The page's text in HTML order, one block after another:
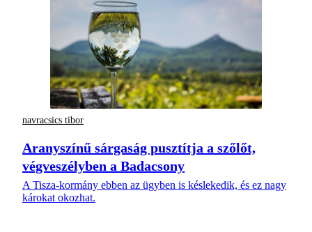
navracsics tibor
Aranyszínű sárgaság pusztítja a szőlőt,
végveszélyben a Badacsony
A Tisza-kormány ebben az ügyben is késlekedik, és ez nagy
károkat okozhat.